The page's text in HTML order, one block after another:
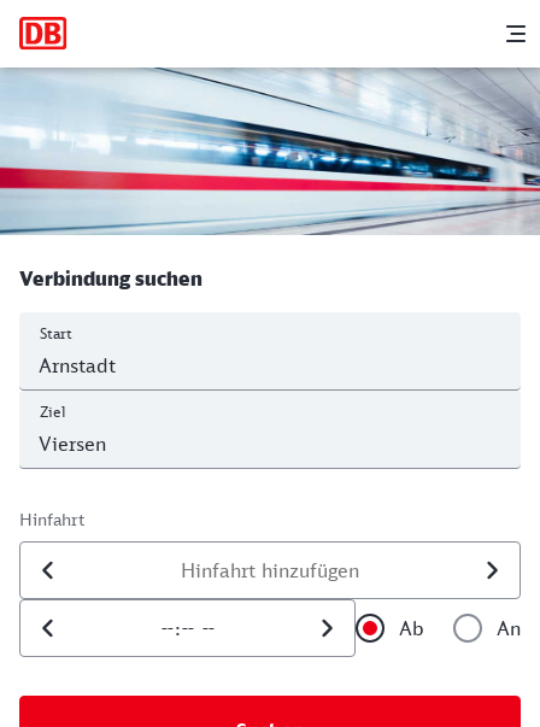
Hauptnavigation
Arnstadt Hbf - Viersen
Verbindung suchen
Start
Ziel
Hinfahrt
Datum der Hinfahrt
Uhrzeit der Hinfahrt
Ab
An